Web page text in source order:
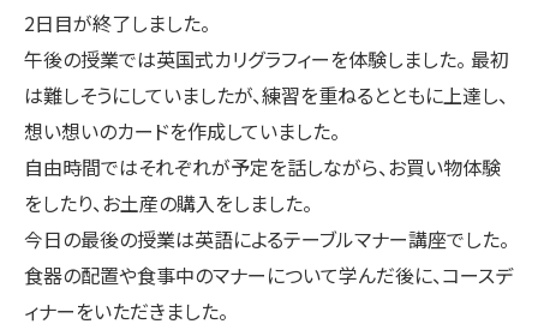
2日目が終了しました。
午後の授業では英国式カリグラフィーを体験しました。 最初
は難しそうにしていましたが、練習を重ねるとともに上達し、
想い想いのカードを作成していました。
自由時間ではそれぞれが予定を話しながら、お買い物体験
をしたり、お土産の購入をしました。
今日の最後の授業は英語によるテーブルマナー講座でした。
食器の配置や食事中のマナーについて学んだ後に、コースデ
ィナーをいただきました。